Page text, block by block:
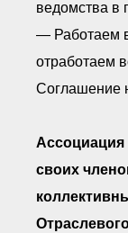
ведомства в
— Работаем
отработаем
Соглашение
Ассоциация
своих